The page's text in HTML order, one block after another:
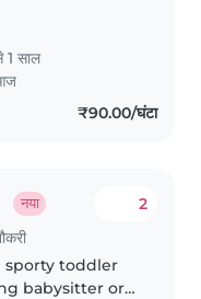
with
chores. Our
and playful,
1 साल
₹90.00/घंटा
नया 2
sporty toddler
babysitter or